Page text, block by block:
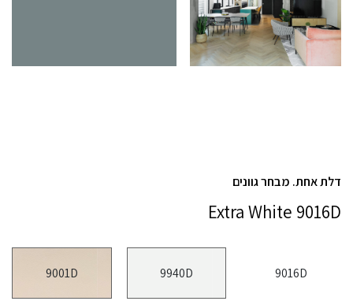
9016D
9940D
9001D
דלת אחת. מבחר גוונים
Extra White 9016D